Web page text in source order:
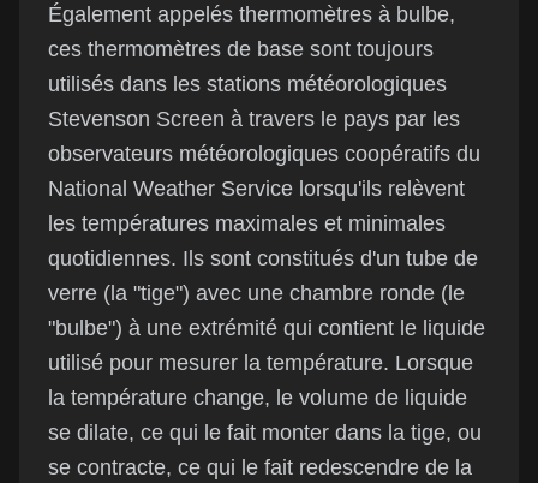
Également appelés thermomètres à bulbe,
ces thermomètres de base sont toujours
utilisés dans les stations météorologiques
Stevenson Screen à travers le pays par les
observateurs météorologiques coopératifs du
National Weather Service lorsqu'ils relèvent
les températures maximales et minimales
quotidiennes. Ils sont constitués d'un tube de
verre (la "tige") avec une chambre ronde (le
"bulbe") à une extrémité qui contient le liquide
utilisé pour mesurer la température. Lorsque
la température change, le volume de liquide
se dilate, ce qui le fait monter dans la tige, ou
se contracte, ce qui le fait redescendre de la